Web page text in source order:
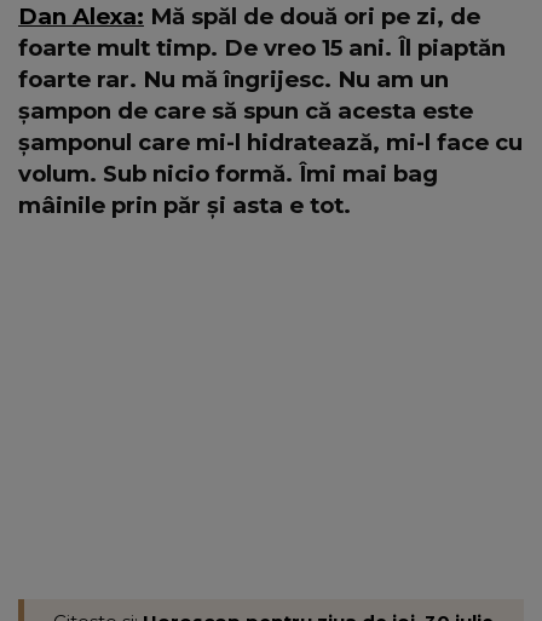
Dan Alexa: Mă spăl de două ori pe zi, de
foarte mult timp. De vreo 15 ani. Îl piaptăn
foarte rar. Nu mă îngrijesc. Nu am un
șampon de care să spun că acesta este
șamponul care mi-l hidratează, mi-l face cu
volum. Sub nicio formă. Îmi mai bag
mâinile prin păr și asta e tot.